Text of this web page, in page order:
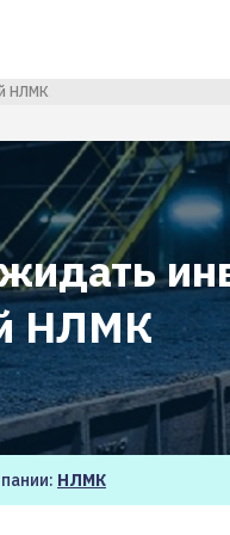
НЛМК
НЛМК
НЛМК